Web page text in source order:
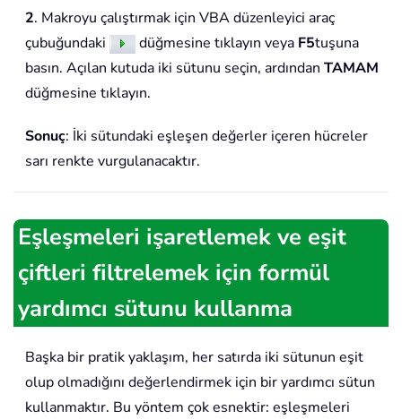
2. Makroyu çalıştırmak için VBA düzenleyici araç
çubuğundaki
düğmesine tıklayın veya F5tuşuna
basın. Açılan kutuda iki sütunu seçin, ardından TAMAM
düğmesine tıklayın.
Sonuç: İki sütundaki eşleşen değerler içeren hücreler
sarı renkte vurgulanacaktır.
Eşleşmeleri işaretlemek ve eşit
çiftleri filtrelemek için formül
yardımcı sütunu kullanma
Başka bir pratik yaklaşım, her satırda iki sütunun eşit
olup olmadığını değerlendirmek için bir yardımcı sütun
kullanmaktır. Bu yöntem çok esnektir: eşleşmeleri